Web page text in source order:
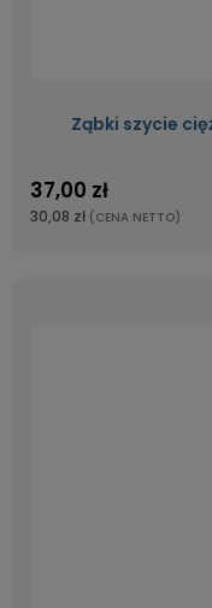
Ząbki szycie
37,00 zł
30,08 zł (CENA NETTO)